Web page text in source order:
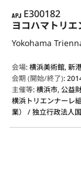
APJ
E300182
会場:横浜美術館, 新
会期 (開始/終了):
主催等:横浜市, 公益
横浜トリエンナーレ
業） / 独立行政法人